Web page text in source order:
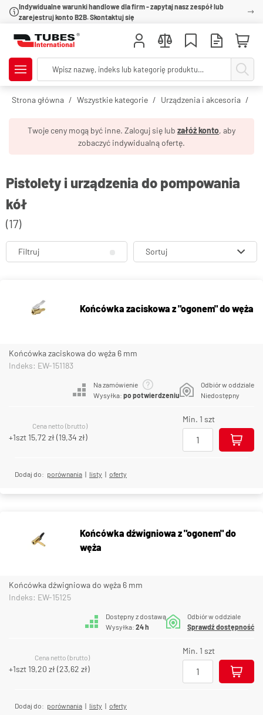
Indywidualne warunki handlowe dla firm - zapytaj nasz zespół lub
zarejestruj konto B2B. Skontaktuj się
Strona główna Wszystkie kategorie Urządzenia i akcesoria
Twoje ceny mogą być inne. Zaloguj się lub załóż konto, aby
zobaczyć indywidualną ofertę.
Pistolety i urządzenia do pompowania
kół
(17)
Filtruj Sortuj
Końcówka zaciskowa z "ogonem" do węża
Końcówka zaciskowa do węża 6 mm
Indeks: EW-151183
Na zamówienie
Wysyłka: po potwierdzeniu
Odbiór w oddziale
Niedostępny
Cena netto (brutto)
+1szt 15,72 zł(19,34 zł)
Min. 1 szt
Dodaj do: porównania | listy | oferty
Końcówka dźwigniowa z "ogonem" do
węża
Końcówka dźwigniowa do węża 6 mm
Indeks: EW-15125
Dostępny z dostawą
Wysyłka: 24 h
Odbiór w oddziale
Sprawdź dostępność
Cena netto (brutto)
+1szt 19,20 zł(23,62 zł)
Min. 1 szt
Dodaj do: porównania | listy | oferty